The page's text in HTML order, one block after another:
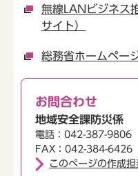
無線LANビジネス
サイト）
総務省ホームペー
お問合わせ
地域安全課防災係
電話：042-387-9806
FAX：042-384-6426
このページの作成